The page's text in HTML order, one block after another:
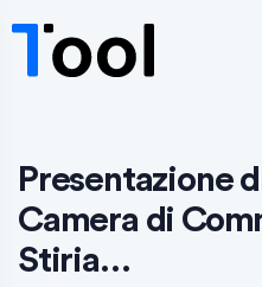
Presentazione
Camera di
Stiria…